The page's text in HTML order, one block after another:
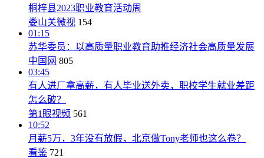
桐梓县2023职业教育活动周
娄山关微视 154
01:15
苏华委员：以高质量职业教育助推经济社会高质量发展
中国网 805
03:45
有人进厂拿高薪，有人毕业送外卖，职校学生就业差距
怎么破？
第1眼视频 561
10:52
月薪5万，3年没有放假，北京做Tony老师也这么卷？
看鉴 721